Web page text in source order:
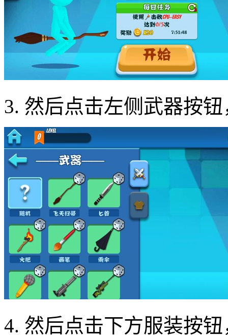
3. 然后点击左侧武器按
4. 然后点击下方服装按